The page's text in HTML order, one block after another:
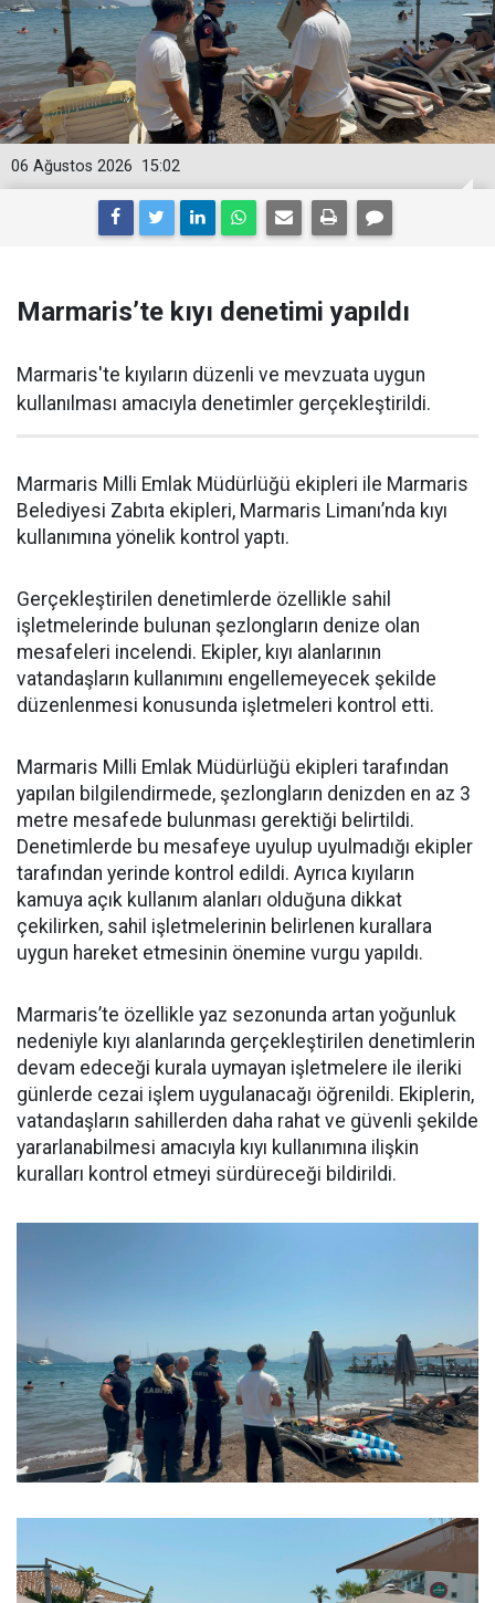
15:02
06 Ağustos 2026
Marmaris’te kıyı denetimi yapıldı
Marmaris'te kıyıların düzenli ve mevzuata uygun
kullanılması amacıyla denetimler gerçekleştirildi.
Marmaris Milli Emlak Müdürlüğü ekipleri ile Marmaris
Belediyesi Zabıta ekipleri, Marmaris Limanı’nda kıyı
kullanımına yönelik kontrol yaptı.
Gerçekleştirilen denetimlerde özellikle sahil
işletmelerinde bulunan şezlongların denize olan
mesafeleri incelendi. Ekipler, kıyı alanlarının
vatandaşların kullanımını engellemeyecek şekilde
düzenlenmesi konusunda işletmeleri kontrol etti.
Marmaris Milli Emlak Müdürlüğü ekipleri tarafından
yapılan bilgilendirmede, şezlongların denizden en az 3
metre mesafede bulunması gerektiği belirtildi.
Denetimlerde bu mesafeye uyulup uyulmadığı ekipler
tarafından yerinde kontrol edildi. Ayrıca kıyıların
kamuya açık kullanım alanları olduğuna dikkat
çekilirken, sahil işletmelerinin belirlenen kurallara
uygun hareket etmesinin önemine vurgu yapıldı.
Marmaris’te özellikle yaz sezonunda artan yoğunluk
nedeniyle kıyı alanlarında gerçekleştirilen denetimlerin
devam edeceği kurala uymayan işletmelere ile ileriki
günlerde cezai işlem uygulanacağı öğrenildi. Ekiplerin,
vatandaşların sahillerden daha rahat ve güvenli şekilde
yararlanabilmesi amacıyla kıyı kullanımına ilişkin
kuralları kontrol etmeyi sürdüreceği bildirildi.